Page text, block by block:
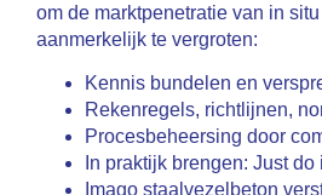
om de marktpenetratie van in
aanmerkelijk te vergroten:
Kennis bundelen en
Rekenregels, richtlijnen,
Procesbeheersing door
In praktijk brengen: Just do
Imago staalvezelbeton